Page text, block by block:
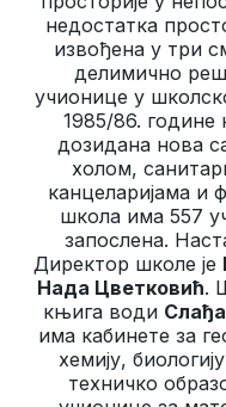
недостатка
извођена у три
делимично
учионице у
1985/86. године
дозидана нова
холом,
канцеларијама и
школа има 557
запослена.
Директор школе је
Нада Цветковић.
књига води
има кабинете за
хемију,
техничко